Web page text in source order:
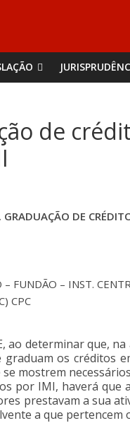
de
GRADUAÇÃO DE
FUNDÃO – INST.
CPC
ao determinar que,
os créditos
mostrem
por IMI, haverá
prestavam a sua
a que pertencem